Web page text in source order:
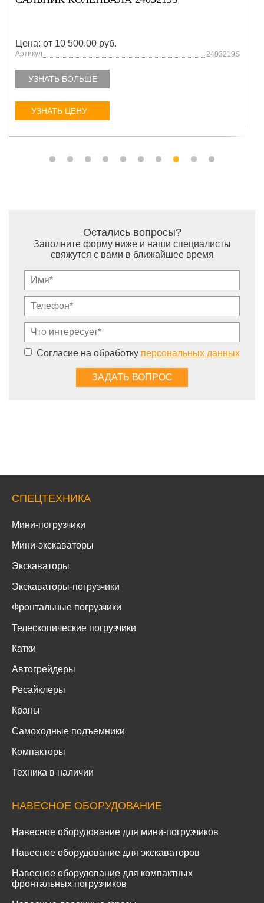
Цена: от 10 500.00 руб.
Артикул 2403219S
УЗНАТЬ БОЛЬШЕ
УЗНАТЬ ЦЕНУ
Остались вопросы?
Заполните форму ниже и наши специалисты
свяжутся с вами в ближайшее время
Согласие на обработку персональных данных
СПЕЦТЕХНИКА
Мини-погрузчики
Мини-экскаваторы
Экскаваторы
Экскаваторы-погрузчики
Фронтальные погрузчики
Телескопические погрузчики
Катки
Автогрейдеры
Ресайклеры
Краны
Самоходные подъемники
Компакторы
Техника в наличии
НАВЕСНОЕ ОБОРУДОВАНИЕ
Навесное оборудование для мини-погрузчиков
Навесное оборудование для экскаваторов
Навесное оборудование для компактных
фронтальных погрузчиков